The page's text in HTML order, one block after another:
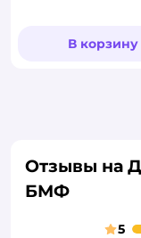
В корзину
Отзывы на
БМФ
5